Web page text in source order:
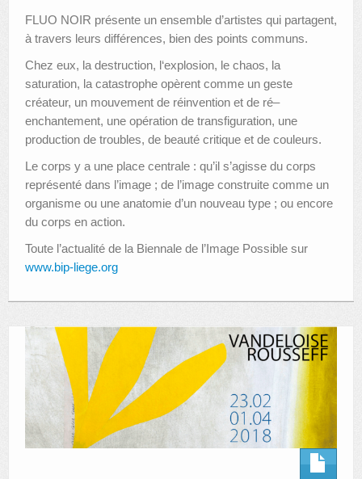
FLUO NOIR présente un ensemble d’artistes qui partagent,
à travers leurs différences, bien des points communs.
Chez eux, la destruction, l‘explosion, le chaos, la
saturation, la catastrophe opèrent comme un geste
créateur, un mouvement de réinvention et de ré–
enchantement, une opération de transfiguration, une
production de troubles, de beauté critique et de couleurs.
Le corps y a une place centrale : qu’il s’agisse du corps
représenté dans l’image ; de l’image construite comme un
organisme ou une anatomie d’un nouveau type ; ou encore
du corps en action.
Toute l’actualité de la Biennale de l’Image Possible sur
www.bip-liege.org